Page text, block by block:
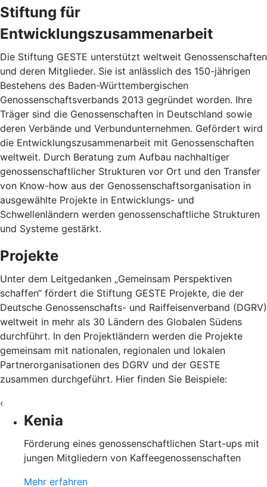
Stiftung für
Entwicklungszusammenarbeit
Die Stiftung GESTE unterstützt weltweit Genossenschaften
und deren Mitglieder. Sie ist anlässlich des 150-jährigen
Bestehens des Baden-Württembergischen
Genossenschaftsverbands 2013 gegründet worden. Ihre
Träger sind die Genossenschaften in Deutschland sowie
deren Verbände und Verbundunternehmen. Gefördert wird
die Entwicklungszusammenarbeit mit Genossenschaften
weltweit. Durch Beratung zum Aufbau nachhaltiger
genossenschaftlicher Strukturen vor Ort und den Transfer
von Know-how aus der Genossenschaftsorganisation in
ausgewählte Projekte in Entwicklungs- und
Schwellenländern werden genossenschaftliche Strukturen
und Systeme gestärkt.
Projekte
Unter dem Leitgedanken „Gemeinsam Perspektiven
schaffen“ fördert die Stiftung GESTE Projekte, die der
Deutsche Genossenschafts- und Raiffeisenverband (DGRV)
weltweit in mehr als 30 Ländern des Globalen Südens
durchführt. In den Projektländern werden die Projekte
gemeinsam mit nationalen, regionalen und lokalen
Partnerorganisationen des DGRV und der GESTE
zusammen durchgeführt. Hier finden Sie Beispiele:
‹
Kenia
Förderung eines genossenschaftlichen Start-ups mit
jungen Mitgliedern von Kaffeegenossenschaften
Mehr erfahren